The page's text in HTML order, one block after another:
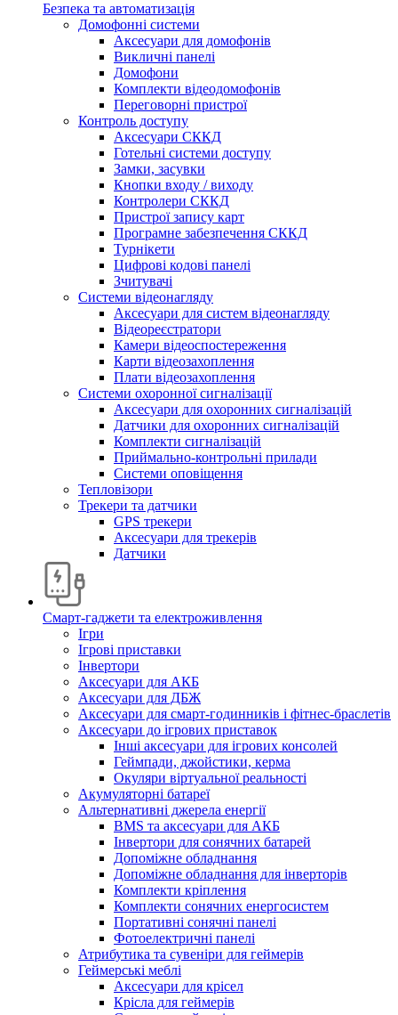
Безпека та автоматизація
Домофонні системи
Аксесуари для домофонів
Викличні панелі
Домофони
Комплекти відеодомофонів
Переговорні пристрої
Контроль доступу
Аксесуари СККД
Готельні системи доступу
Замки, засувки
Кнопки входу / виходу
Контролери СККД
Пристрої запису карт
Програмне забезпечення СККД
Турнікети
Цифрові кодові панелі
Зчитувачі
Системи відеонагляду
Аксесуари для систем відеонагляду
Відеореєстратори
Камери відеоспостереження
Карти відеозахоплення
Плати відеозахоплення
Системи охоронної сигналізації
Аксесуари для охоронних сигналізацій
Датчики для охоронних сигналізацій
Комплекти сигналізацій
Приймально-контрольні прилади
Системи оповіщення
Тепловізори
Трекери та датчики
GPS трекери
Аксесуари для трекерів
Датчики
Смарт-гаджети та електроживлення
Ігри
Ігрові приставки
Інвертори
Аксесуари для АКБ
Аксесуари для ДБЖ
Аксесуари для смарт-годинників і фітнес-браслетів
Аксесуари до ігрових приставок
Інші аксесуари для ігрових консолей
Геймпади, джойстики, керма
Окуляри віртуальної реальності
Акумуляторні батареї
Альтернативні джерела енергії
BMS та аксесуари для АКБ
Інвертори для сонячних батарей
Допоміжне обладнання
Допоміжне обладнання для інверторів
Комплекти кріплення
Комплекти сонячних енергосистем
Портативні сонячні панелі
Фотоелектричні панелі
Атрибутика та сувеніри для геймерів
Геймерські меблі
Аксесуари для крісел
Крісла для геймерів